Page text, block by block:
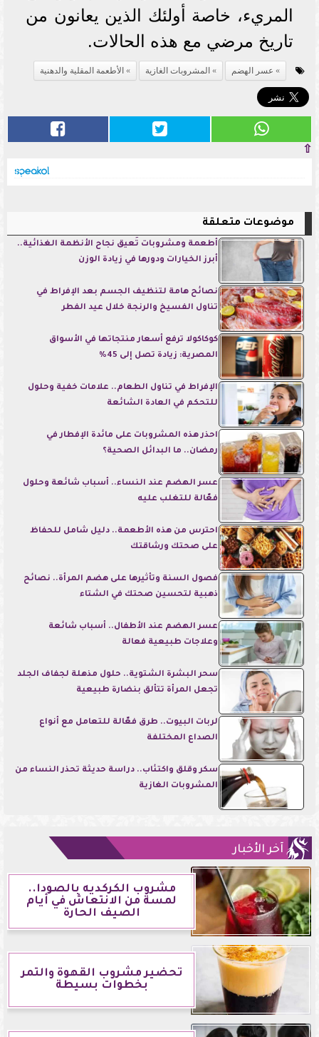
المريء، خاصة أولئك الذين يعانون من
تاريخ مرضي مع هذه الحالات.
عسر الهضم المشروبات الغازية الأطعمة المقلية والدهنية
⇧
موضوعات متعلقة
أطعمة ومشروبات تُعيق نجاح الأنظمة الغذائية..
أبرز الخيارات ودورها في زيادة الوزن
نصائح هامة لتنظيف الجسم بعد الإفراط في
تناول الفسيخ والرنجة خلال عيد الفطر
كوكاكولا ترفع أسعار منتجاتها في الأسواق
المصرية: زيادة تصل إلى 45%
الإفراط في تناول الطعام.. علامات خفية وحلول
للتحكم في العادة الشائعة
احذر هذه المشروبات على مائدة الإفطار في
رمضان.. ما البدائل الصحية؟
عسر الهضم عند النساء.. أسباب شائعة وحلول
فعّالة للتغلب عليه
احترس من هذه الأطعمة.. دليل شامل للحفاظ
على صحتك ورشاقتك
فصول السنة وتأثيرها على هضم المرأة.. نصائح
ذهبية لتحسين صحتك في الشتاء
عسر الهضم عند الأطفال.. أسباب شائعة
وعلاجات طبيعية فعالة
سحر البشرة الشتوية.. حلول مذهلة لجفاف الجلد
تجعل المرأة تتألق بنضارة طبيعية
لربات البيوت.. طرق فعّالة للتعامل مع أنواع
الصداع المختلفة
سكر وقلق واكتئاب.. دراسة حديثة تحذر النساء من
المشروبات الغازية
آخر الأخبار
مشروب الكركديه بالصودا..
لمسة من الانتعاش في أيام
الصيف الحارة
تحضير مشروب القهوة والتمر
بخطوات بسيطة